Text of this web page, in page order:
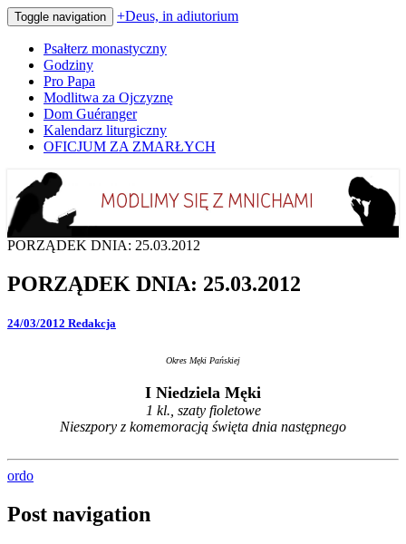
Toggle navigation +Deus, in adiutorium
Psałterz monastyczny
Godziny
Pro Papa
Modlitwa za Ojczyznę
Dom Guéranger
Kalendarz liturgiczny
OFICJUM ZA ZMARŁYCH
+Deus, in adiutorium
Codziennie modlimy się z mnichami
PORZĄDEK DNIA: 25.03.2012
PORZĄDEK DNIA: 25.03.2012
24/03/2012 Redakcja
Okres Męki Pańskiej
I Niedziela Męki
1 kl., szaty fioletowe
Nieszpory z komemoracją święta dnia następnego
ordo
Post navigation